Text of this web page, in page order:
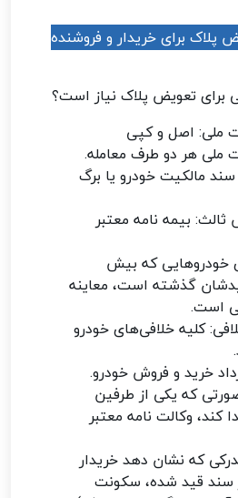
پلاک برای خریدار و فروشنده
برای تعویض پلاک نیاز است؟
ملی: اصل و کپی
ملی هر دو طرف معامله.
مالکیت خودرو یا برگ
بیمه نامه معتبر
خودروهایی که بیش
گذشته است، معاینه
است.
کلیه خلافی‌های خودرو
خرید و فروش خودرو.
که یکی از طرفین
کند، وکالت نامه معتبر
که نشان دهد خریدار
سند قید شده، سکونت